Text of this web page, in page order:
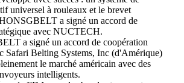
universel à rouleaux et le brevet
a signé un accord de
avec NUCTECH.
a signé un accord de coopération
Safari Belting Systems, Inc (d'Amérique)
le marché américain avec des
intelligents.